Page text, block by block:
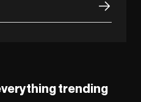
trending